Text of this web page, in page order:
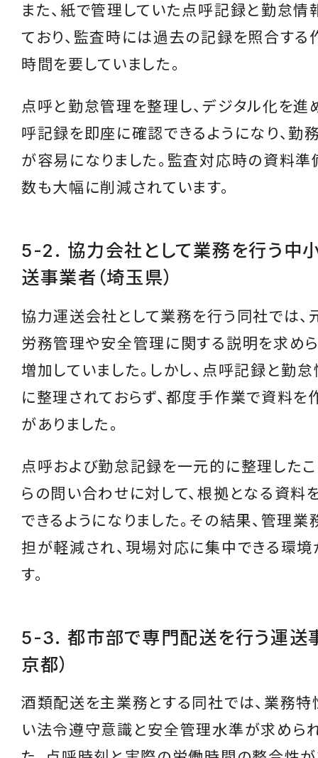
また、紙で管理していた点呼記録と勤怠
ており、監査時には過去の記録を照合する
時間を要していました。
点呼と勤怠管理を整理し、デジタル化を進
呼記録を即座に確認できるようになり、勤
が容易になりました。監査対応時の資料準
数も大幅に削減されています。
5-2. 協力会社として業務を行う中
送事業者（埼玉県）
協力運送会社として業務を行う同社では、
労務管理や安全管理に関する説明を求め
増加していました。しかし、点呼記録と勤
に整理されておらず、都度手作業で資料を
がありました。
点呼および勤怠記録を一元的に整理したこ
らの問い合わせに対して、根拠となる資料
できるようになりました。その結果、管理
担が軽減され、現場対応に集中できる環境
す。
5-3. 都市部で専門配送を行う運送
京都）
酒類配送を主業務とする同社では、業務特
い法令遵守意識と安全管理水準が求めら